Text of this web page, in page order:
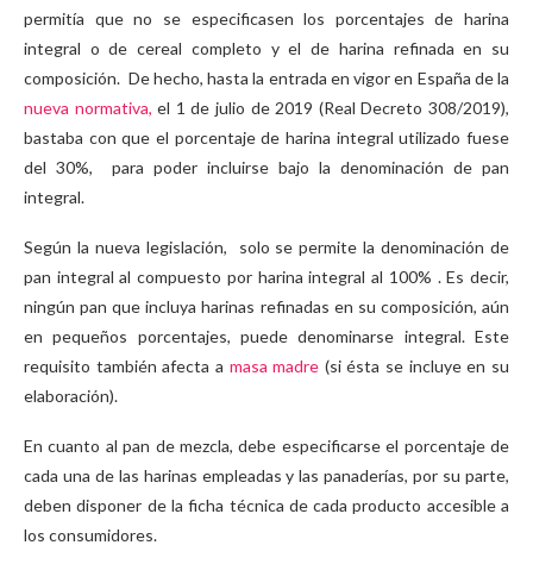
permitía que no se especificasen los porcentajes de harina
integral o de cereal completo y el de harina refinada en su
composición. De hecho, hasta la entrada en vigor en España de la
nueva normativa, el 1 de julio de 2019 (Real Decreto 308/2019),
bastaba con que el porcentaje de harina integral utilizado fuese
del 30%, para poder incluirse bajo la denominación de pan
integral.
Según la nueva legislación, solo se permite la denominación de
pan integral al compuesto por harina integral al 100% . Es decir,
ningún pan que incluya harinas refinadas en su composición, aún
en pequeños porcentajes, puede denominarse integral. Este
requisito también afecta a masa madre (si ésta se incluye en su
elaboración).
En cuanto al pan de mezcla, debe especificarse el porcentaje de
cada una de las harinas empleadas y las panaderías, por su parte,
deben disponer de la ficha técnica de cada producto accesible a
los consumidores.